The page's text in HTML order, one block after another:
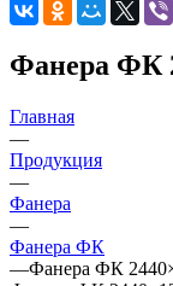
Фанера ФК
Главная
—
Продукция
—
Фанера
—
Фанера ФК
—Фанера ФК